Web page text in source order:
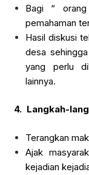
Bagi “
pemahaman
Hasil diskusi
desa
yang perlu
lainnya.
4. Langkah-
Terangkan
Ajak
kejadian